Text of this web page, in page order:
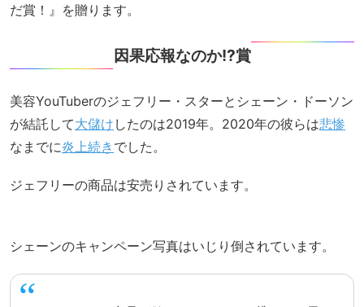
だ賞！』を贈ります。
因果応報なのか!?賞
美容YouTuberのジェフリー・スターとシェーン・ドーソン
が結託して大儲け したのは2019年。2020年の彼らは悲惨
なまでに炎上続き でした。
ジェフリーの商品は安売りされています。
シェーンのキャンペーン写真はいじり倒されています。